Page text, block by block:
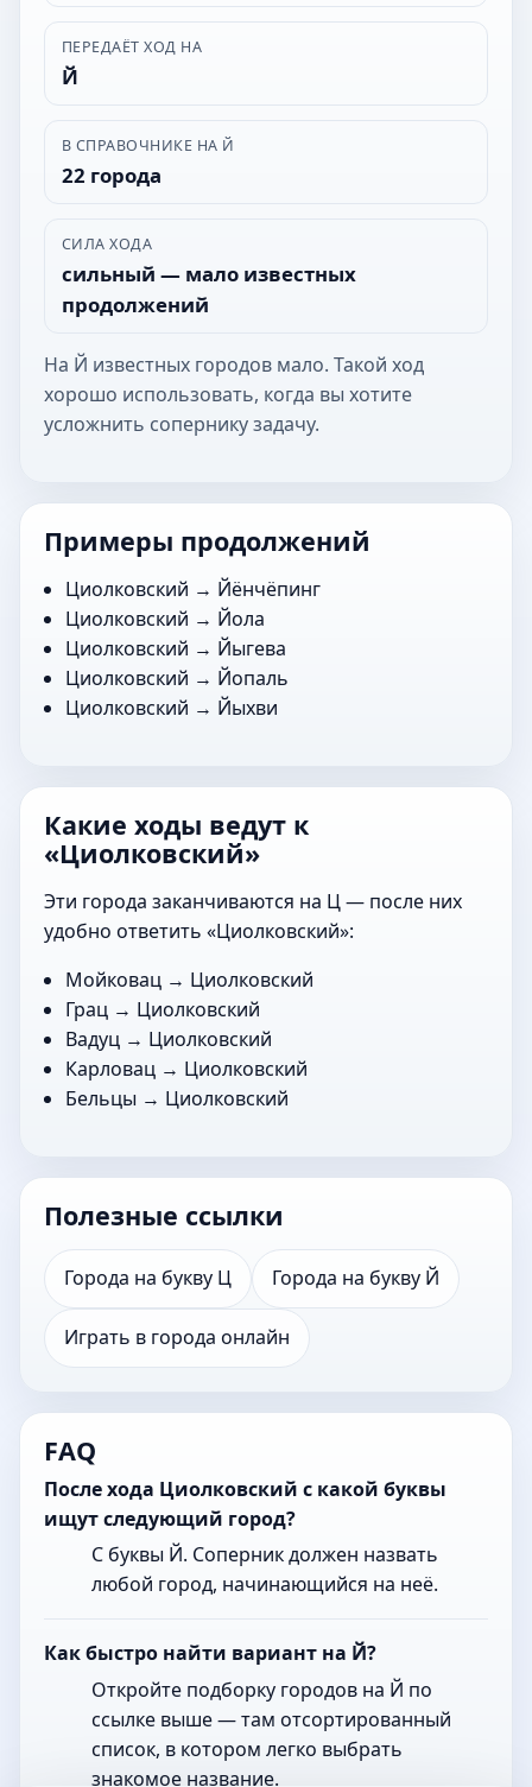
ПЕРЕДАЁТ ХОД НА
Й
В СПРАВОЧНИКЕ НА Й
22 города
СИЛА ХОДА
сильный — мало известных
продолжений
На Й известных городов мало. Такой ход
хорошо использовать, когда вы хотите
усложнить сопернику задачу.
Примеры продолжений
Циолковский → Йёнчёпинг
Циолковский → Йола
Циолковский → Йыгева
Циолковский → Йопаль
Циолковский → Йыхви
Какие ходы ведут к
«Циолковский»
Эти города заканчиваются на Ц — после них
удобно ответить «Циолковский»:
Мойковац → Циолковский
Грац → Циолковский
Вадуц → Циолковский
Карловац → Циолковский
Бельцы → Циолковский
Полезные ссылки
Города на букву Ц Города на букву Й
Играть в города онлайн
FAQ
После хода Циолковский с какой буквы
ищут следующий город?
С буквы Й. Соперник должен назвать
любой город, начинающийся на неё.
Как быстро найти вариант на Й?
Откройте подборку городов на Й по
ссылке выше — там отсортированный
список, в котором легко выбрать
знакомое название.